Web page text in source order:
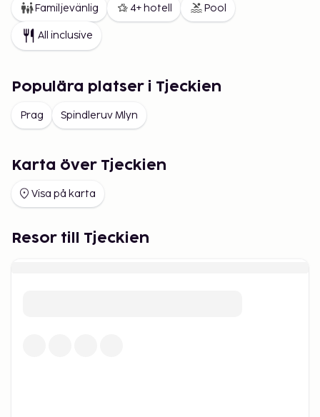
OBS! I Tjeckien behöver du en vinjett för att få köra
på motorvägarna. Denna köper du på
bensinstationer strax innan du kör in i landet eller
Familjevänlig 4+ hotell Pool
All inclusive
Populära platser i Tjeckien
Prag Spindleruv Mlyn
Karta över Tjeckien
Visa på karta
Resor till Tjeckien